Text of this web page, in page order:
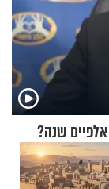
שנה?